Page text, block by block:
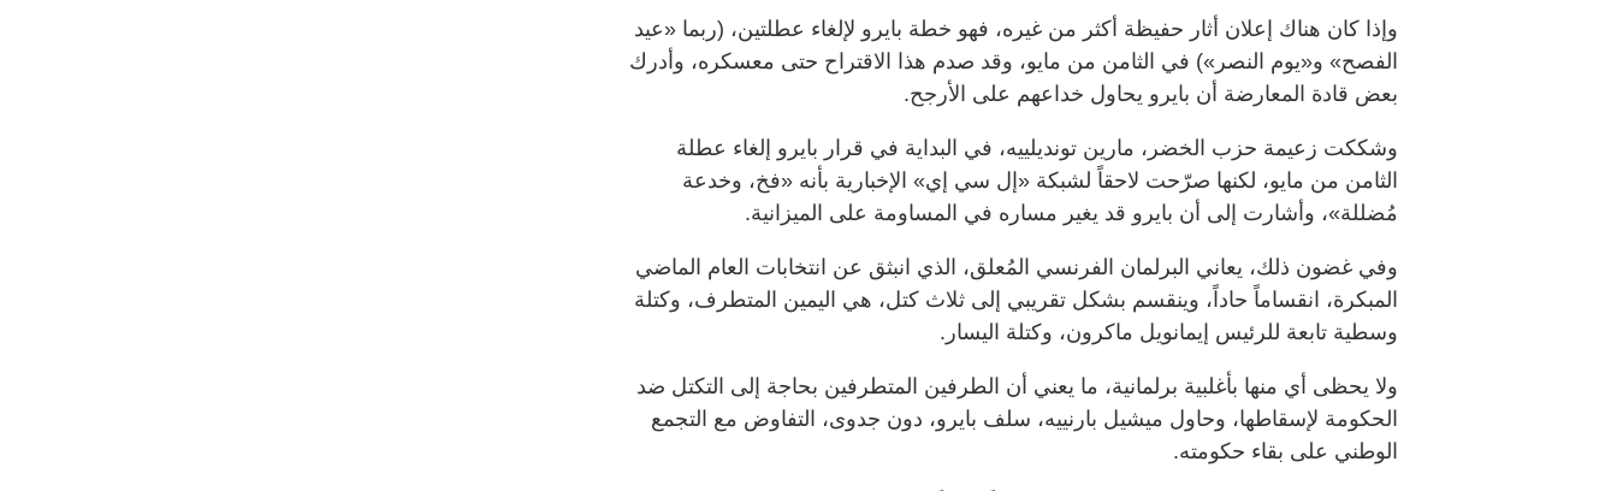
وإذا كان هناك إعلان أثار حفيظة أكثر من غيره، فهو خطة بايرو لإلغاء عطلتين، (ربما «عيد
الفصح» و«يوم النصر») في الثامن من مايو، وقد صدم هذا الاقتراح حتى معسكره، وأدرك
بعض قادة المعارضة أن بايرو يحاول خداعهم على الأرجح.
وشككت زعيمة حزب الخضر، مارين تونديلييه، في البداية في قرار بايرو إلغاء عطلة
الثامن من مايو، لكنها صرّحت لاحقاً لشبكة «إل سي إي» الإخبارية بأنه «فخ، وخدعة
مُضللة»، وأشارت إلى أن بايرو قد يغير مساره في المساومة على الميزانية.
وفي غضون ذلك، يعاني البرلمان الفرنسي المُعلق، الذي انبثق عن انتخابات العام الماضي
المبكرة، انقساماً حاداً، وينقسم بشكل تقريبي إلى ثلاث كتل، هي اليمين المتطرف، وكتلة
وسطية تابعة للرئيس إيمانويل ماكرون، وكتلة اليسار.
ولا يحظى أي منها بأغلبية برلمانية، ما يعني أن الطرفين المتطرفين بحاجة إلى التكتل ضد
الحكومة لإسقاطها، وحاول ميشيل بارنييه، سلف بايرو، دون جدوى، التفاوض مع التجمع
الوطني على بقاء حكومته.